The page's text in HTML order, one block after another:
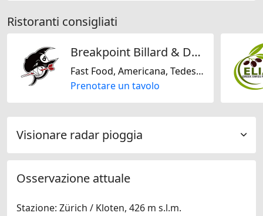
Ristoranti consigliati
Breakpoint Billard & Dart
Fast Food, Americana, Tedesco
Prenotare un tavolo
Visionare radar pioggia
Osservazione attuale
Stazione: Zürich / Kloten, 426 m s.l.m.